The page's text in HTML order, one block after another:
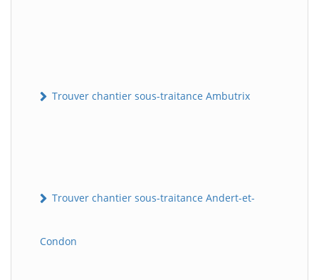
Trouver chantier sous-traitance Ambutrix
Trouver chantier sous-traitance Andert-et-
Condon